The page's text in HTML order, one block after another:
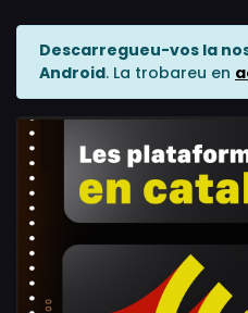
Descarregueu-vos la
Android. La trobareu en